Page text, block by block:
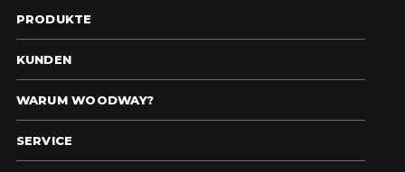
PRODUKTE
KUNDEN
WARUM WOODWAY?
SERVICE